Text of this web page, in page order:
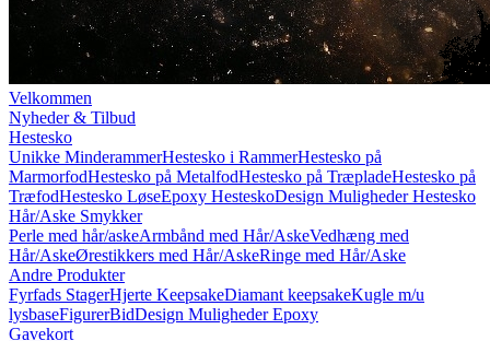
Velkommen
Nyheder & Tilbud
Hestesko
Unikke MinderammerHestesko i RammerHestesko på
MarmorfodHestesko på MetalfodHestesko på TræpladeHestesko på
TræfodHestesko LøseEpoxy HesteskoDesign Muligheder Hestesko
Hår/Aske Smykker
Perle med hår/askeArmbånd med Hår/AskeVedhæng med
Hår/AskeØrestikkers med Hår/AskeRinge med Hår/Aske
Andre Produkter
Fyrfads StagerHjerte KeepsakeDiamant keepsakeKugle m/u
lysbaseFigurerBidDesign Muligheder Epoxy
Gavekort